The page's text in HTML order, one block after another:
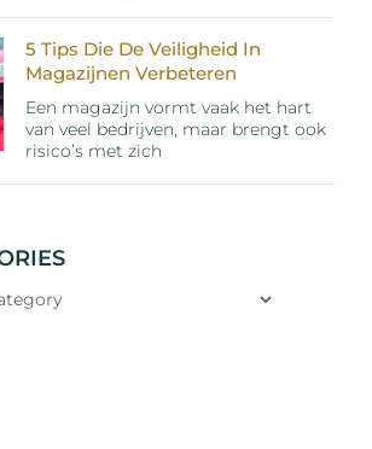
5 Tips Die De Veiligheid In
Magazijnen Verbeteren
Een magazijn vormt vaak het hart
van veel bedrijven, maar brengt ook
risico’s met zich